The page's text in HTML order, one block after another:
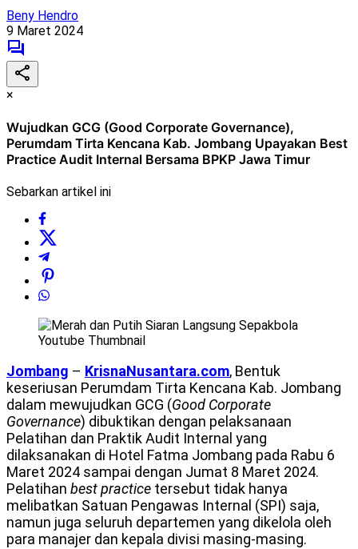
Beny Hendro
9 Maret 2024
×
Wujudkan GCG (Good Corporate Governance),
Perumdam Tirta Kencana Kab. Jombang Upayakan Best
Practice Audit Internal Bersama BPKP Jawa Timur
Sebarkan artikel ini
Jombang – KrisnaNusantara.com, Bentuk
keseriusan Perumdam Tirta Kencana Kab. Jombang
dalam mewujudkan GCG (Good Corporate
Governance) dibuktikan dengan pelaksanaan
Pelatihan dan Praktik Audit Internal yang
dilaksanakan di Hotel Fatma Jombang pada Rabu 6
Maret 2024 sampai dengan Jumat 8 Maret 2024.
Pelatihan best practice tersebut tidak hanya
melibatkan Satuan Pengawas Internal (SPI) saja,
namun juga seluruh departemen yang dikelola oleh
para manajer dan kepala divisi masing-masing.